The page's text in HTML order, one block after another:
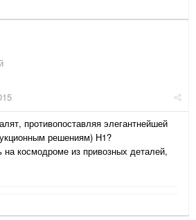
противопоставляя элегантнейшей
решениям) Н1?
космодроме из привозных деталей,